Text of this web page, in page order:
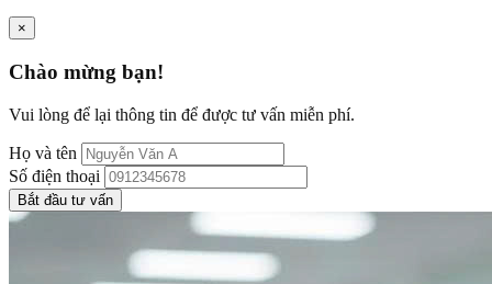
×
Chào mừng bạn!
Vui lòng để lại thông tin để được tư vấn miễn phí.
Họ và tên
Số điện thoại
Bắt đầu tư vấn